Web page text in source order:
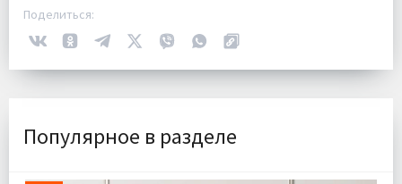
Поделиться:
Популярное в разделе